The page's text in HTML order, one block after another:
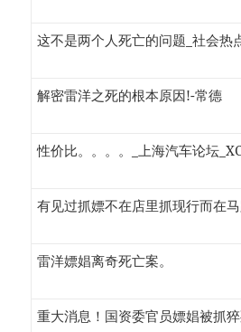
这不是两个人死亡的问题_社会热
解密雷洋之死的根本原因!-常德
性价比。。。。_上海汽车论坛
有见过抓嫖不在店里抓现行而在
雷洋嫖娼离奇死亡案。
重大消息！国资委官员嫖娼被抓猝